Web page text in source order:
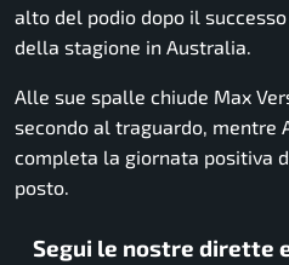
alto del podio dopo il
della stagione in Australia.
Alle sue spalle chiude Max
secondo al traguardo, mentre
completa la giornata positiva
posto.
Segui le nostre dirette